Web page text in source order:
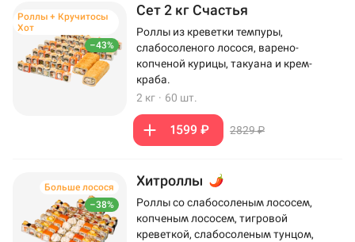
–43%
Роллы + Кручитосы
Хот
Сет 2 кг Счастья
Роллы из креветки темпуры,
слабосоленого лосося, варено-
копченой курицы, такуана и крем-
краба.
2 кг · 60 шт.
1599 ₽ 2829 ₽
–38%
Больше лосося Хитроллы
Роллы со слабосоленым лососем,
копченым лососем, тигровой
креветкой, слабосоленым тунцом,